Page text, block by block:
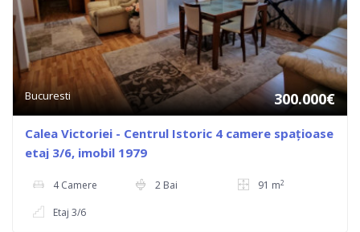
Bucuresti 300.000€
Calea Victoriei - Centrul Istoric 4 camere spațioase
etaj 3/6, imobil 1979
4 Camere 2 Bai 91 m2
Etaj 3/6